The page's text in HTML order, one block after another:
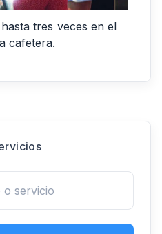
tres veces en el
cafetera.